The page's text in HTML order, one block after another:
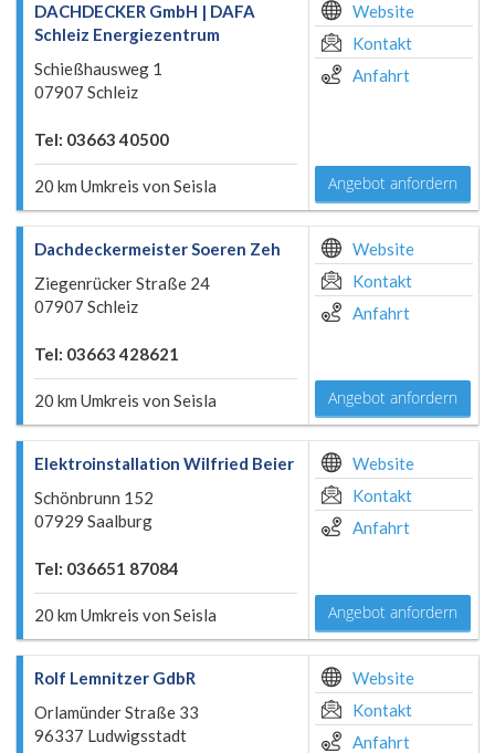
DACHDECKER GmbH | DAFA
Schleiz Energiezentrum
Schießhausweg 1
07907 Schleiz
Tel: 03663 40500
20 km Umkreis von Seisla
Website
Kontakt
Anfahrt
Angebot anfordern
Dachdeckermeister Soeren Zeh
Ziegenrücker Straße 24
07907 Schleiz
Tel: 03663 428621
20 km Umkreis von Seisla
Website
Kontakt
Anfahrt
Angebot anfordern
Elektroinstallation Wilfried Beier
Schönbrunn 152
07929 Saalburg
Tel: 036651 87084
20 km Umkreis von Seisla
Website
Kontakt
Anfahrt
Angebot anfordern
Rolf Lemnitzer GdbR
Orlamünder Straße 33
96337 Ludwigsstadt
Website
Kontakt
Anfahrt